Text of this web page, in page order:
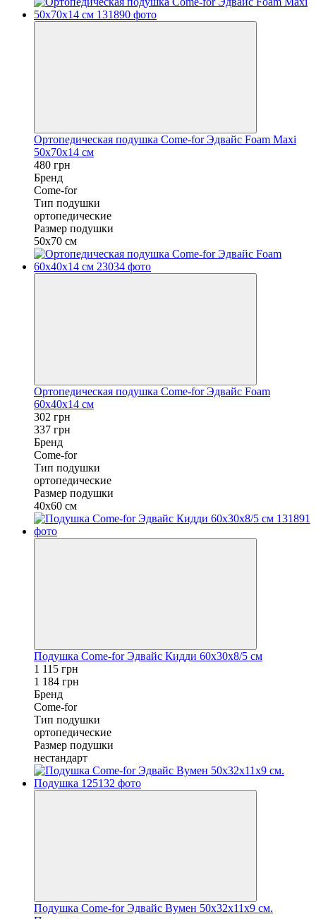
Ортопедическая подушка Come-for Эдвайс Foam Maxi
50x70x14 см
480 грн
Бренд
Come-for
Тип подушки
ортопедические
Размер подушки
50x70 см
Ортопедическая подушка Come-for Эдвайс Foam
60x40x14 см
302 грн
337 грн
Бренд
Come-for
Тип подушки
ортопедические
Размер подушки
40х60 см
Подушка Come-for Эдвайс Кидди 60х30х8/5 см
1 115 грн
1 184 грн
Бренд
Come-for
Тип подушки
ортопедические
Размер подушки
нестандарт
Подушка Come-for Эдвайс Вумен 50х32х11х9 см.